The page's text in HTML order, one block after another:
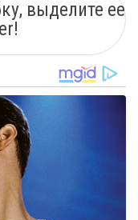
выделите ее